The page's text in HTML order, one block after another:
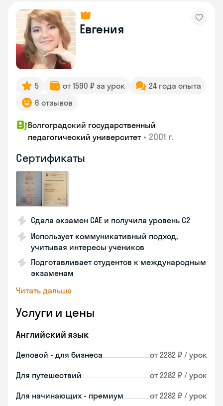
Евгения
5 от 1590 ₽ за урок
24 года опыта
6 отзывов
Волгоградский государственный
педагогический университет • 2001 г.
Сертификаты
Сдала экзамен CAE и получила уровень С2
Использует коммуникативный подход,
учитывая интересы учеников
Подготавливает студентов к международным
экзаменам
Читать дальше
Услуги и цены
Английский язык
Деловой - для бизнеса от 2282 ₽ / урок
Для путешествий от 2282 ₽ / урок
Для начинающих - премиум от 2282 ₽ / урок